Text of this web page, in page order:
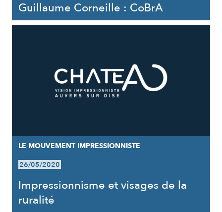
Guillaume Corneille : CoBrA
LE MOUVEMENT IMPRESSIONNISTE
26/05/2020
Impressionnisme et visages de la
ruralité